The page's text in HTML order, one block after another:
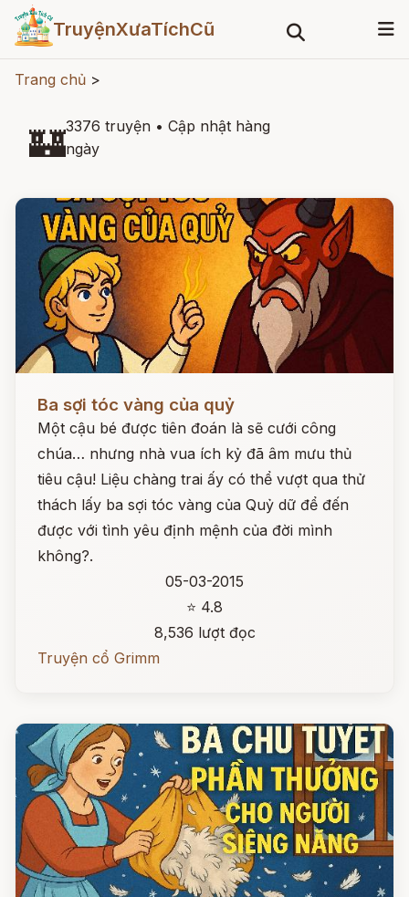
TruyệnXưaTíchCũ
Trang chủ >
🏰3376 truyện • Cập nhật hàng
ngày
Ba sợi tóc vàng của quỷ
Một cậu bé được tiên đoán là sẽ cưới công
chúa… nhưng nhà vua ích kỷ đã âm mưu thủ
tiêu cậu! Liệu chàng trai ấy có thể vượt qua thử
thách lấy ba sợi tóc vàng của Quỷ dữ để đến
được với tình yêu định mệnh của đời mình
không?.
05-03-2015
⭐ 4.8
8,536 lượt đọc
Truyện cổ Grimm